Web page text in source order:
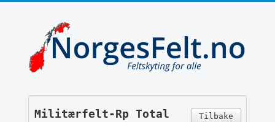
Tilbake
Militærfelt-Rp Total